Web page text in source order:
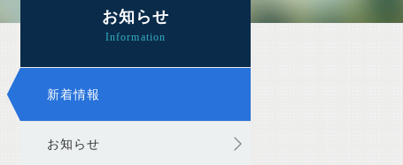
お知らせ
新着情報
お知らせ